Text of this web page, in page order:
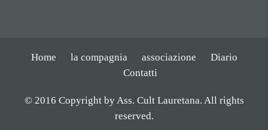
Home la compagnia associazione
Diario
Contatti
© 2016 Copyright by Ass. Cult Lauretana. All rights
reserved.